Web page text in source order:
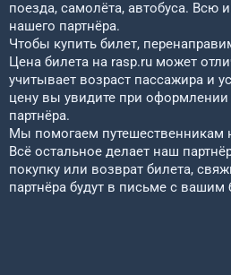
поезда, самолёта, автобуса. Всю
нашего партнёра.
Чтобы купить билет,
Цена билета на rasp.ru может
учитывает возраст пассажира и
цену вы увидите при оформлении
партнёра.
Мы помогаем путешественникам
Всё остальное делает наш
покупку или возврат билета,
партнёра будут в письме с вашим